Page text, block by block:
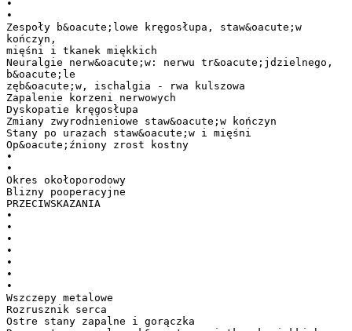
•
•
Zespoły b&oacute;lowe kręgosłupa, staw&oacute;w
kończyn,
mięśni i tkanek miękkich
Neuralgie nerw&oacute;w: nerwu tr&oacute;jdzielnego,
b&oacute;le
zęb&oacute;w, ischalgia - rwa kulszowa
Zapalenie korzeni nerwowych
Dyskopatie kręgosłupa
Zmiany zwyrodnieniowe staw&oacute;w kończyn
Stany po urazach staw&oacute;w i mięśni
Op&oacute;źniony zrost kostny
•
•
Okres okołoporodowy
Blizny pooperacyjne
PRZECIWSKAZANIA
•
•
•
•
•
•
•
Wszczepy metalowe
Rozrusznik serca
Ostre stany zapalne i gorączka